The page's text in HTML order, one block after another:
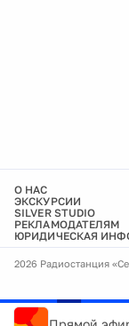
О НАС
ЭКСКУРСИИ
SILVER STUDIO
РЕКЛАМОДАТЕЛЯМ
ЮРИДИЧЕСКАЯ
2026 Радиостанция